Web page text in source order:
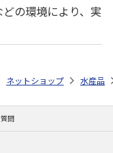
の環境により、実
2026 ゆうゆうギフト
ネットショップ 水産品
問